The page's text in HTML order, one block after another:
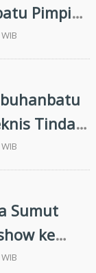
Pimpin
Tindak
2026
Sumut
ke